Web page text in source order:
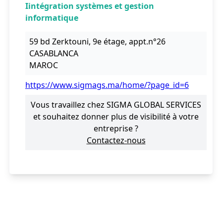
Iintégration systèmes et gestion
informatique
59 bd Zerktouni, 9e étage, appt.n°26
CASABLANCA
MAROC
https://www.sigmags.ma/home/?page_id=6
Vous travaillez chez SIGMA GLOBAL SERVICES
et souhaitez donner plus de visibilité à votre
entreprise ?
Contactez-nous